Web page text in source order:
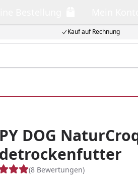
Kauf auf Rechnung
DOG
(8 Bewertungen)